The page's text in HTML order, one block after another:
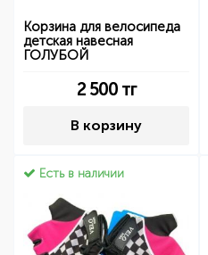
Корзина для велосипеда
детская навесная
ГОЛУБОЙ
2 500тг
В корзину
Есть в наличии